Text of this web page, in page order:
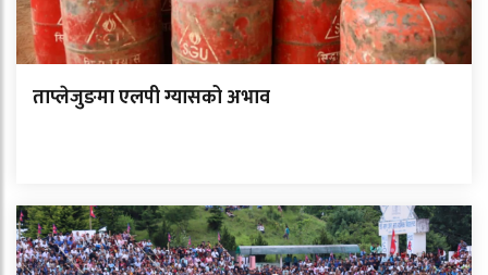
ताप्लेजुङमा एलपी ग्यासको अभाव